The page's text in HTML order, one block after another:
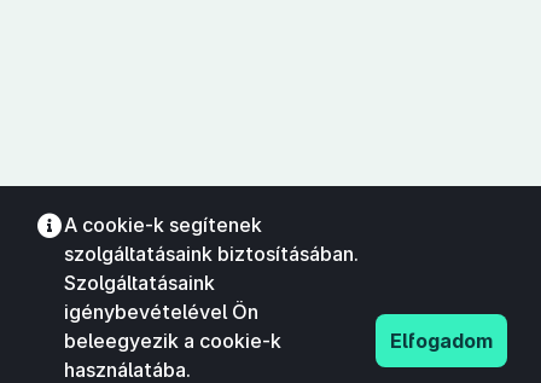
A cookie-k segítenek
szolgáltatásaink biztosításában.
Szolgáltatásaink
igénybevételével Ön
beleegyezik a cookie-k
használatába.
Elfogadom